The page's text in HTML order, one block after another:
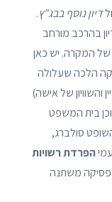
דיון נוסף בבג"ץ.
בהרכב מורחב
המקרה. יש כאן
הלכה שעלולה
והשוויון של אישה)
בית המשפט
סולברג,
הפרדת רשויות
פסיקה משתנה